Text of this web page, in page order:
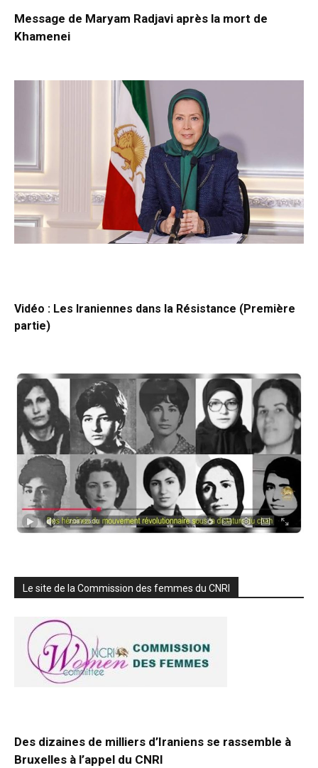
Message de Maryam Radjavi après la mort de
Khamenei
Vidéo : Les Iraniennes dans la Résistance (Première
partie)
Le site de la Commission des femmes du CNRI
Des dizaines de milliers d’Iraniens se rassemble à
Bruxelles à l’appel du CNRI